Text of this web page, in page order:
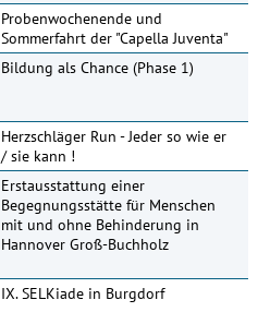
Probenwochenende und
Sommerfahrt der "Capella Juventa"
Bildung als Chance (Phase 1)
Herzschläger Run - Jeder so wie er
/ sie kann !
Erstausstattung einer
Begegnungsstätte für Menschen
mit und ohne Behinderung in
Hannover Groß-Buchholz
IX. SELKiade in Burgdorf